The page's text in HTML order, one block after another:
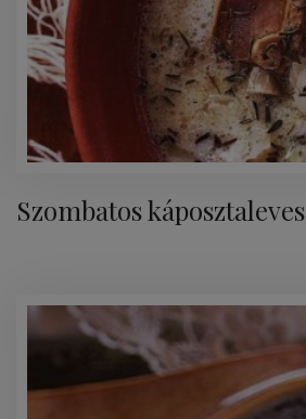
Szombatos káposztaleves